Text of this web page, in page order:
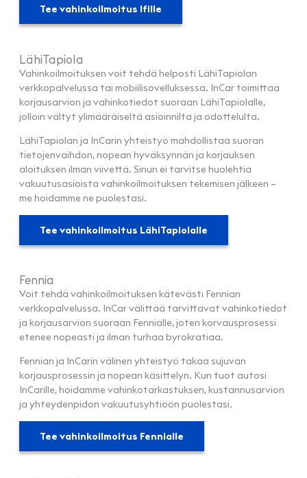
Tee vahinkoilmoitus Ifille
LähiTapiola
Vahinkoilmoituksen voit tehdä helposti LähiTapiolan
verkkopalvelussa tai mobiilisovelluksessa. InCar toimittaa
korjausarvion ja vahinkotiedot suoraan LähiTapiolalle,
jolloin vältyt ylimääräiseltä asioinnilta ja odottelulta.
LähiTapiolan ja InCarin yhteistyö mahdollistaa suoran
tietojenvaihdon, nopean hyväksynnän ja korjauksen
aloituksen ilman viivettä. Sinun ei tarvitse huolehtia
vakuutusasioista vahinkoilmoituksen tekemisen jälkeen –
me hoidamme ne puolestasi.
Tee vahinkoilmoitus LähiTapiolalle
Fennia
Voit tehdä vahinkoilmoituksen kätevästi Fennian
verkkopalvelussa. InCar välittää tarvittavat vahinkotiedot
ja korjausarvion suoraan Fennialle, joten korvausprosessi
etenee nopeasti ja ilman turhaa byrokratiaa.
Fennian ja InCarin välinen yhteistyö takaa sujuvan
korjausprosessin ja nopean käsittelyn. Kun tuot autosi
InCarille, hoidamme vahinkotarkastuksen, kustannusarvion
ja yhteydenpidon vakuutusyhtiöön puolestasi.
Tee vahinkoilmoitus Fennialle